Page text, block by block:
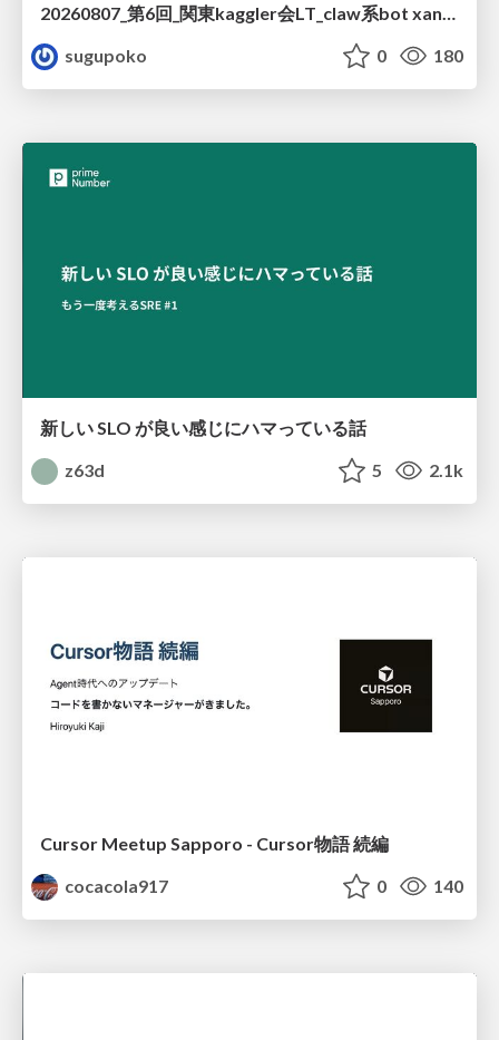
20260807_第6回_関東kaggler会LT_claw系bot xangiと始める、"寂しくない" kaggle
sugupoko
0 180
新しい SLO が良い感じにハマっている話
z63d
5 2.1k
Cursor Meetup Sapporo - Cursor物語 続編
cocacola917
0 140